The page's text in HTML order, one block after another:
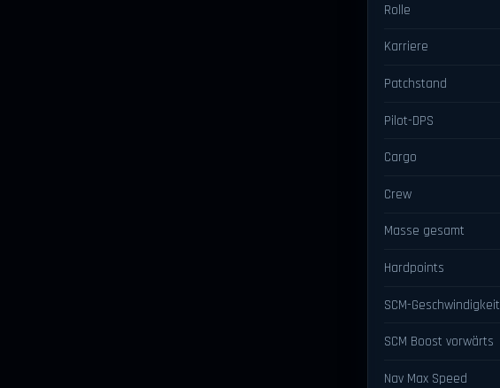
Rolle
Karriere
Patchstand
Pilot-DPS
Cargo
Crew
Masse gesamt
Hardpoints
SCM-Geschwindigkeit
SCM Boost vorwärts
Nav Max Speed